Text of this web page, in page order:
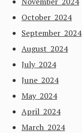
October 2024
September 2024
August 2024
July 2024
June 2024
May 2024
April 2024
March 2024